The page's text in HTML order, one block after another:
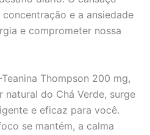
e a ansiedade
e comprometer nossa
Thompson 200 mg,
do Chá Verde, surge
e eficaz para você.
se mantém, a calma